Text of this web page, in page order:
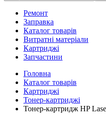
Ремонт
Заправка
Каталог товарів
Витратні матеріали
Картриджі
Запчастини
Головна
Каталог товарів
Картриджі
Тонер-картриджі
Тонер-картридж HP